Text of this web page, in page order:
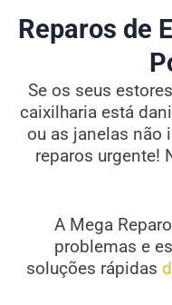
Reparos de
Se os seus
caixilharia está
ou as janelas não
reparos urgente!
A Mega
problemas e
soluções rápidas